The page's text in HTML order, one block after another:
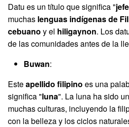
Datu es un título que significa "jefe
muchas lenguas indígenas de
cebuano y el hiligaynon. Los
de las comunidades antes de la
Buwan:
Esteapellido filipino es una
significa "luna". La luna ha sido
muchas culturas, incluyendo la
con la belleza y los ciclos